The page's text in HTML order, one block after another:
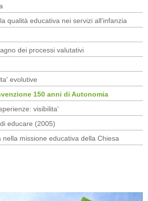
qualità educativa nei servizi all'infanzia
dei processi valutativi
evolutive
150 anni di Autonomia
visibilita'
educare (2005)
nella missione educativa della Chiesa